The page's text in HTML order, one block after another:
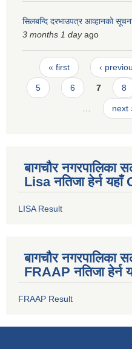
सिलबन्दि दरभाउपत्र आव्हानको
3 months 1 dayago
Pages
« first ‹
5 6 7 8
… next
बागचौर नगरपालिका
Lisa नतिजा हेर्न यहाँ
LISA Result
बागचौर नगरपालिका
FRAAP नतिजा हेर्न
FRAAP Result